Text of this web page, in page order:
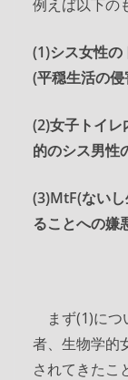
例えば以下の
(1)シス女性
(平穏生活の侵
(2)女子トイレ
的のシス男性
(3)MtF(ない
ることへの嫌
まず(1)につ
者、生物学的
されてきたこ